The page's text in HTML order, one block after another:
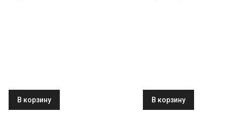
В корзину В корзину